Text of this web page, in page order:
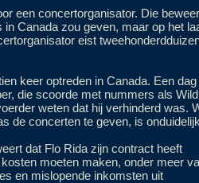
een concertorganisator. Die
Canada zou geven, maar op het
eist
keer optreden in Canada. Een
die scoorde met nummers als
weten dat hij verhinderd was.
de concerten te geven, is
dat Flo Rida zijn contract heeft
moeten maken, onder meer
en mislopende inkomsten uit